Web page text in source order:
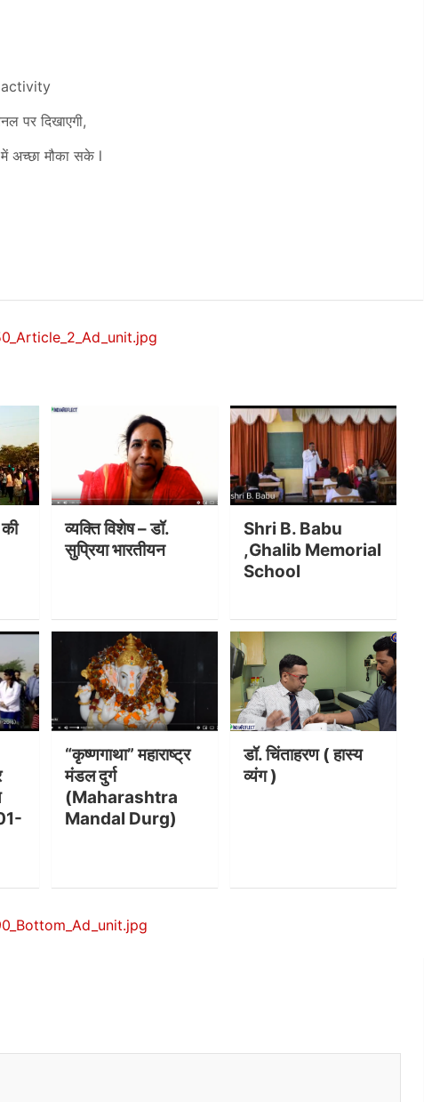
पर दिखाएगी,
अच्छा मौका सके l
व्यक्ति विशेष – डॉ.
सुप्रिया भारतीयन
Shri B. Babu
,Ghalib Memorial
School
“कृष्णगाथा” महाराष्ट्र
मंडल दुर्ग
(Maharashtra
Mandal Durg)
डॉ. चिंताहरण ( हास्य
व्यंग )